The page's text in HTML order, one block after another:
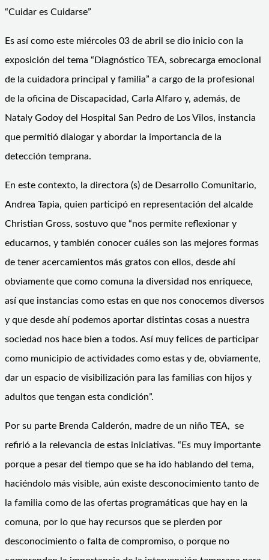
“Cuidar es Cuidarse”
Es así como este miércoles 03 de abril se dio inicio con la
exposición del tema “Diagnóstico TEA, sobrecarga emocional
de la cuidadora principal y familia” a cargo de la profesional
de la oficina de Discapacidad, Carla Alfaro y, además, de
Nataly Godoy del Hospital San Pedro de Los Vilos, instancia
que permitió dialogar y abordar la importancia de la
detección temprana.
En este contexto, la directora (s) de Desarrollo Comunitario,
Andrea Tapia, quien participó en representación del alcalde
Christian Gross, sostuvo que “nos permite reflexionar y
educarnos, y también conocer cuáles son las mejores formas
de tener acercamientos más gratos con ellos, desde ahí
obviamente que como comuna la diversidad nos enriquece,
así que instancias como estas en que nos conocemos diversos
y que desde ahí podemos aportar distintas cosas a nuestra
sociedad nos hace bien a todos. Así muy felices de participar
como municipio de actividades como estas y de, obviamente,
dar un espacio de visibilización para las familias con hijos y
adultos que tengan esta condición”.
Por su parte Brenda Calderón, madre de un niño TEA, se
refirió a la relevancia de estas iniciativas. “Es muy importante
porque a pesar del tiempo que se ha ido hablando del tema,
haciéndolo más visible, aún existe desconocimiento tanto de
la familia como de las ofertas programáticas que hay en la
comuna, por lo que hay recursos que se pierden por
desconocimiento o falta de compromiso, o porque no